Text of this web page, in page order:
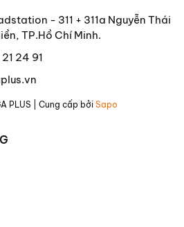
- 311 + 311a Nguyễn Thái
TP.Hồ Chí Minh.
24 91
PLUS | Cung cấp bởi Sapo